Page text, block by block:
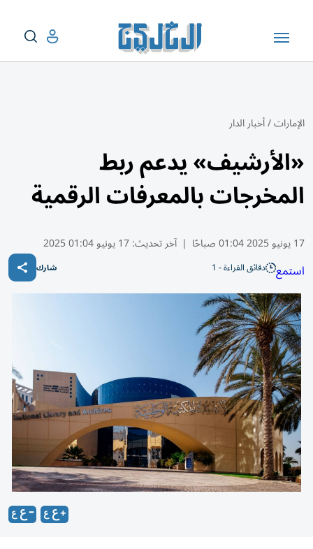
الإمارات/أخبار الدار
«الأرشيف» يدعم ربط
المخرجات بالمعرفات الرقمية
17 يونيو 2025 01:04 صباحًا | آخر تحديث:17 يونيو 01:04 2025
استمع دقائق القراءة - 1 شارك